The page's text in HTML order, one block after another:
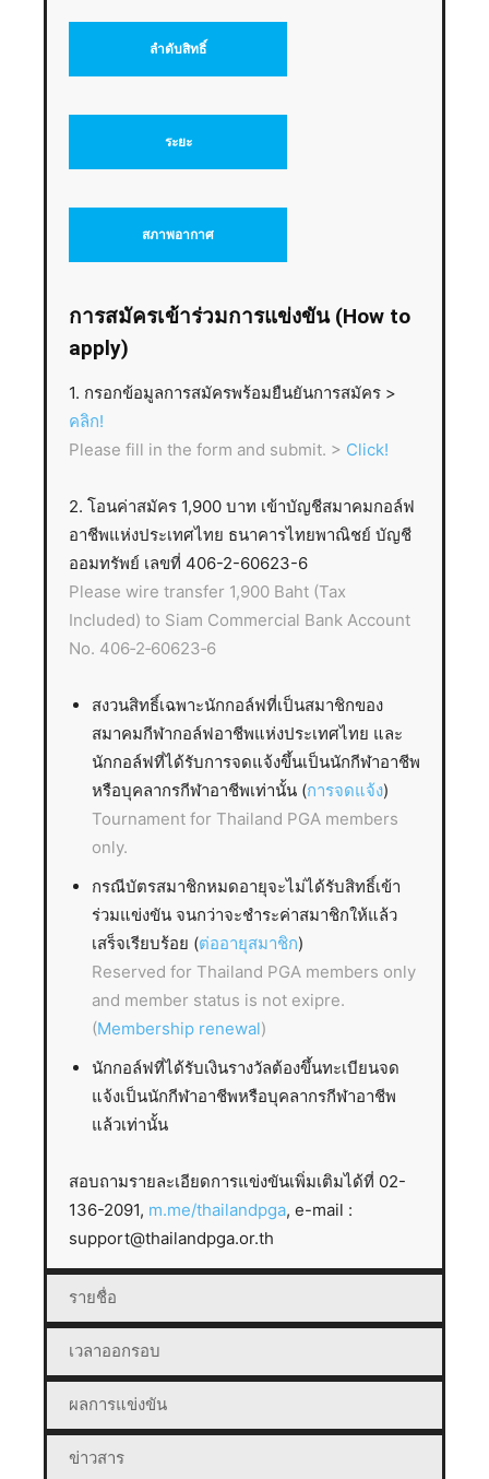
ลำดับสิทธิ์
ระยะ
สภาพอากาศ
การสมัครเข้าร่วมการแข่งขัน (How to
apply)
1. กรอกข้อมูลการสมัครพร้อมยืนยันการสมัคร >
คลิก!
Please fill in the form and submit. > Click!
2. โอนค่าสมัคร 1,900 บาท เข้าบัญชีสมาคมกอล์ฟ
อาชีพแห่งประเทศไทย ธนาคารไทยพาณิชย์ บัญชี
ออมทรัพย์ เลขที่ 406-2-60623-6
Please wire transfer 1,900 Baht (Tax
Included) to Siam Commercial Bank Account
No. 406‐2‐60623‐6
สงวนสิทธิ์เฉพาะนักกอล์ฟที่เป็นสมาชิกของ
สมาคมกีฬากอล์ฟอาชีพแห่งประเทศไทย และ
นักกอล์ฟที่ได้รับการจดแจ้งขึ้นเป็นนักกีฬาอาชีพ
หรือบุคลากรกีฬาอาชีพเท่านั้น (การจดแจ้ง)
Tournament for Thailand PGA members
only.
กรณีบัตรสมาชิกหมดอายุจะไม่ได้รับสิทธิ์เข้า
ร่วมแข่งขัน จนกว่าจะชำระค่าสมาชิกให้แล้ว
เสร็จเรียบร้อย (ต่ออายุสมาชิก)
Reserved for Thailand PGA members only
and member status is not exipre.
(Membership renewal)
นักกอล์ฟที่ได้รับเงินรางวัลต้องขึ้นทะเบียนจด
แจ้งเป็นนักกีฬาอาชีพหรือบุคลากรกีฬาอาชีพ
แล้วเท่านั้น
สอบถามรายละเอียดการแข่งขันเพิ่มเติมได้ที่ 02-
136-2091, m.me/thailandpga, e-mail :
support@thailandpga.or.th
รายชื่อ
เวลาออกรอบ
ผลการแข่งขัน
ข่าวสาร